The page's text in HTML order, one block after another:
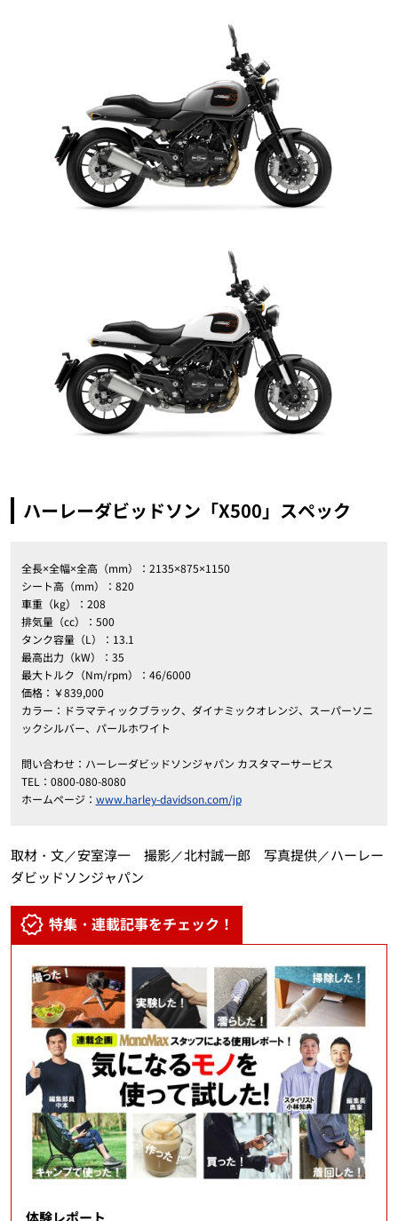
ハーレーダビッドソン「X500」スペック
全長×全幅×全高（mm）：2135×875×1150
シート高（mm）：820
車重（kg）：208
排気量（cc）：500
タンク容量（L）：13.1
最高出力（kW）：35
最大トルク（Nm/rpm）：46/6000
価格：￥839,000
カラー：ドラマティックブラック、ダイナミックオレンジ、スーパーソニ
ックシルバー、パールホワイト
問い合わせ：ハーレーダビッドソンジャパン カスタマーサービス
TEL：0800-080-8080
ホームページ： www.harley-davidson.com/jp
取材・文／安室淳一 撮影／北村誠一郎 写真提供／ハーレー
ダビッドソンジャパン
特集・連載記事をチェック！
体験レポート